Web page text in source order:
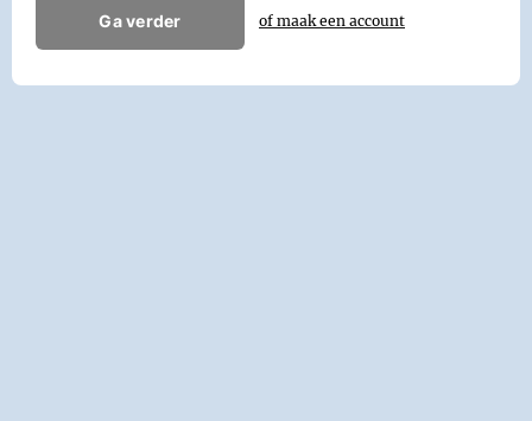
Ga verder of maak een account